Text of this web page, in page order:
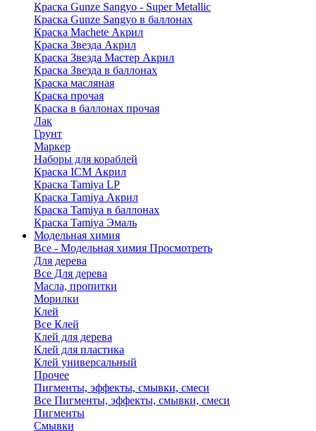
Краска Gunze Sangyo - Super Metallic
Краска Gunze Sangyo в баллонах
Краска Machete Акрил
Краска Звезда Акрил
Краска Звезда Мастер Акрил
Краска Звезда в баллонах
Краска масляная
Краска прочая
Краска в баллонах прочая
Лак
Грунт
Маркер
Наборы для кораблей
Краска ICM Акрил
Краска Tamiya LP
Краска Tamiya Акрил
Краска Tamiya в баллонах
Краска Tamiya Эмаль
Модельная химия
Все - Модельная химия Просмотреть
Для дерева
Все Для дерева
Масла, пропитки
Морилки
Клей
Все Клей
Клей для дерева
Клей для пластика
Клей универсальный
Прочее
Пигменты, эффекты, смывки, смеси
Все Пигменты, эффекты, смывки, смеси
Пигменты
Смывки